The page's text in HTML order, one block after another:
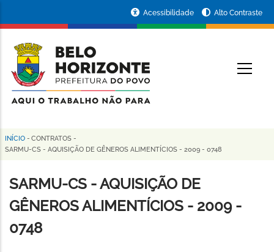
conteúdo
principal
da
Prefeitura
de
Horizonte
Acessibilidade Alto Contraste
Trilha
navegação
INÍCIO - CONTRATOS -
SARMU-CS - AQUISIÇÃO DE GÊNEROS ALIMENTÍCIOS - 2009 - 0748
SARMU-CS - AQUISIÇÃO DE
GÊNEROS ALIMENTÍCIOS - 2009 -
0748